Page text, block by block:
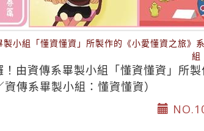
製小組「懂資懂資」所製作的《小愛懂資之旅》
組
！由資傳系畢製小組「懂資懂資」所
傳系畢製小組：懂資懂資）